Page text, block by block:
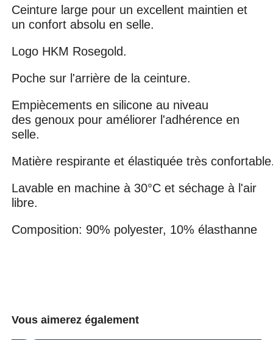
Ceinture large pour un excellent maintien et
un confort absolu en selle.
Logo HKM Rosegold.
Poche sur l'arrière de la ceinture.
Empiècements en silicone au niveau
des genoux pour améliorer l'adhérence en
selle.
Matière respirante et élastiquée très
Lavable en machine à 30°C et séchage à l'air
libre.
Composition: 90% polyester, 10% élasthanne
Vous aimerez également